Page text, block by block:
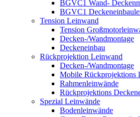
BGVC1 Wand-
BGVC1
Tension Leinwand
Tension
Decken-/Wandmontage
Deckeneinbau
Rückprojektion Leinwand
Decken-/Wandmontage
Mobile Rückprojektions
Rahmenleinwände
Rückprojektions
Spezial Leinwände
Bodenleinwände